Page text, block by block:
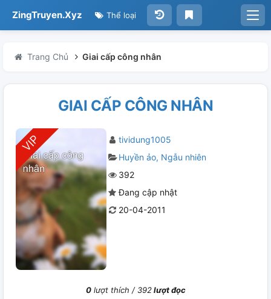
ZingTruyen.Xyz Thể loại
Trang Chủ Giai cấp công nhân
GIAI CẤP CÔNG NHÂN
tividung1005
Huyền ảo Ngẫu nhiên
392
Đang cập nhật
20-04-2011
0lượt thích /392lượt đọc